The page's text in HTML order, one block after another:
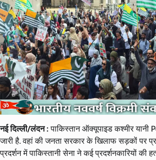
नई दिल्ली/लंदन :पाकिस्तान ऑक्यूपाइड कश्मीर यानी
जारी है. वहां की जनता सरकार के खिलाफ सड़कों पर
प्रदर्शन में पाकिस्तानी सेना ने कई प्रदर्शनकारियों की